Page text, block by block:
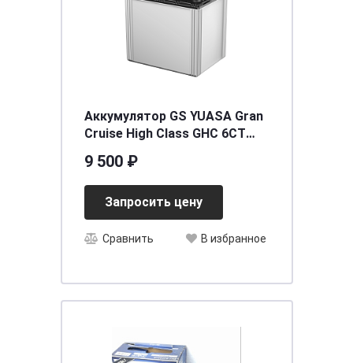
Аккумулятор GS YUASA Gran
Cruise High Class GHC 6CT
9 500 ₽
Запросить цену
Сравнить В избранное